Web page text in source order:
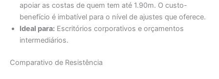
apoiar as costas de quem tem até 1.90m. O custo-
benefício é imbatível para o nível de ajustes que oferece.
Ideal para: Escritórios corporativos e orçamentos
intermediários.
Comparativo de Resistência